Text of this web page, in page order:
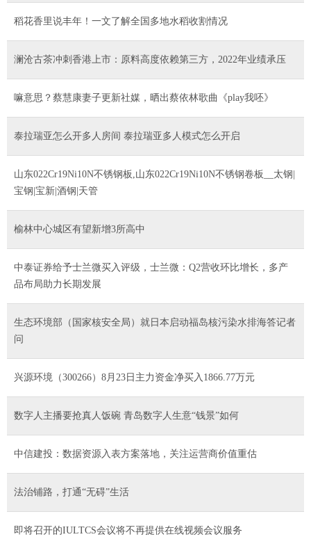
稻花香里说丰年！一文了解全国多地水稻收割情况
澜沧古茶冲刺香港上市：原料高度依赖第三方，2022年业绩承压
嘛意思？蔡慧康妻子更新社媒，晒出蔡依林歌曲《play我呸》
泰拉瑞亚怎么开多人房间 泰拉瑞亚多人模式怎么开启
山东022Cr19Ni10N不锈钢板,山东022Cr19Ni10N不锈钢卷板__太钢|
宝钢|宝新|酒钢|天管
榆林中心城区有望新增3所高中
中泰证券给予士兰微买入评级，士兰微：Q2营收环比增长，多产
品布局助力长期发展
生态环境部（国家核安全局）就日本启动福岛核污染水排海答记者
问
兴源环境（300266）8月23日主力资金净买入1866.77万元
数字人主播要抢真人饭碗 青岛数字人生意“钱景”如何
中信建投：数据资源入表方案落地，关注运营商价值重估
法治铺路，打通“无碍”生活
即将召开的IULTCS会议将不再提供在线视频会议服务